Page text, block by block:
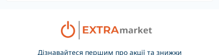
Дізнавайтеся першим про акції та знижки